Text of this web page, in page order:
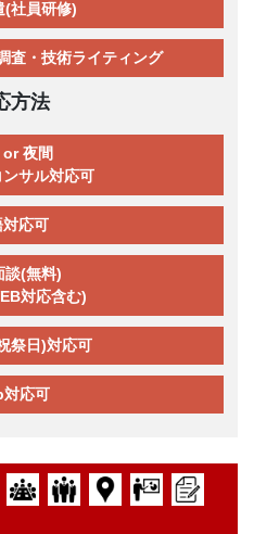
(社員研修)
査・技術ライティング
方法
or 夜間
ンサル対応可
対応可
談(無料)
対応含む)
祭日)対応可
対応可